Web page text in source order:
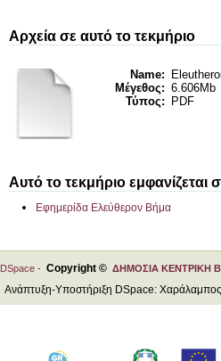
Αρχεία σε αυτό το τεκμήριο
Name:
Μέγεθος: 6.606Mb
Τύπος:
PDF
Αυτό το τεκμήριο εμφανίζεται
Εφημερίδα Ελεύθερον Βήμα
DSpace - Copyright © ΔΗΜΟΣΙΑ ΚΕΝΤΡΙΚΗ
Ανάπτυξη-Υποστήριξη DSpace: Χαράλαμπος